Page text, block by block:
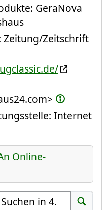
GeraNova
Zeitung/Zeitschrift
Internet
Online-
Suchen